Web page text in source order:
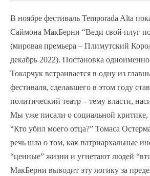
В ноябре фестиваль Temporada Alta
Саймона МакБерни “Веди свой плуг
(мировая премьера – Плимутский
декабрь 2022). Постановка
Токарчук встраивается в одну из
фестиваля, сделавшего в этом году
политический театр – тему власти,
Мы уже писали о социальной критике,
“Кто убил моего отца?” Томаса
речь шла о том, как патриархальные
“ценные” жизни и угнетают людей
МакБерни выводит эту логику за